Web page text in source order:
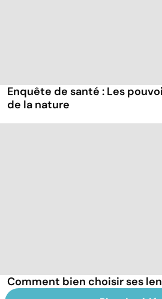
Enquête de santé : Les
de la nature
Comment bien choisir ses